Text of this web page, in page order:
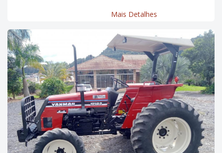
Mais Detalhes